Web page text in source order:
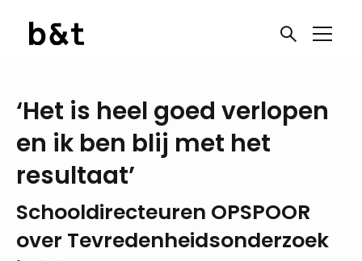
‘Het is heel goed verlopen
en ik ben blij met het
resultaat’
Schooldirecteuren OPSPOOR
over Tevredenheidsonderzoek